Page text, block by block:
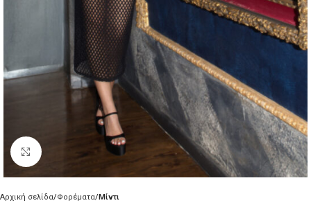
Κλικ για μεγέθυνση
Αρχική σελίδα Φορέματα Μίντι